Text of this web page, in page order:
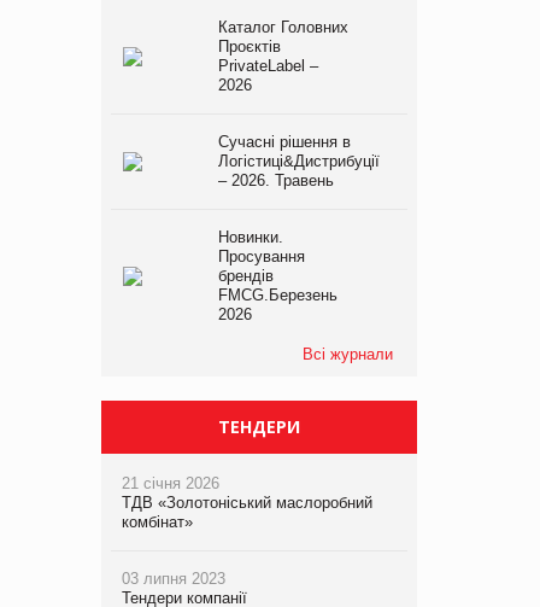
Каталог Головних
Проєктів
PrivateLabel –
2026
Сучасні рішення в
Логістиці&Дистрибуції
– 2026. Травень
Новинки.
Просування
брендів
FMCG.Березень
2026
Всі журнали
ТЕНДЕРИ
21 січня 2026
ТДВ «Золотоніський маслоробний
комбінат»
03 липня 2023
Тендери компанії